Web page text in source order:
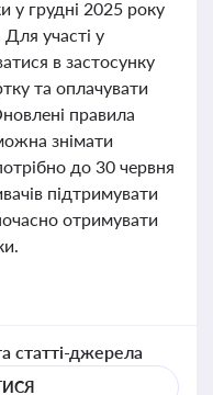
у грудні 2025 року
участі у
в застосунку
та оплачувати
правила
знімати
до 30 червня
підтримувати
отримувати
статті-джерела